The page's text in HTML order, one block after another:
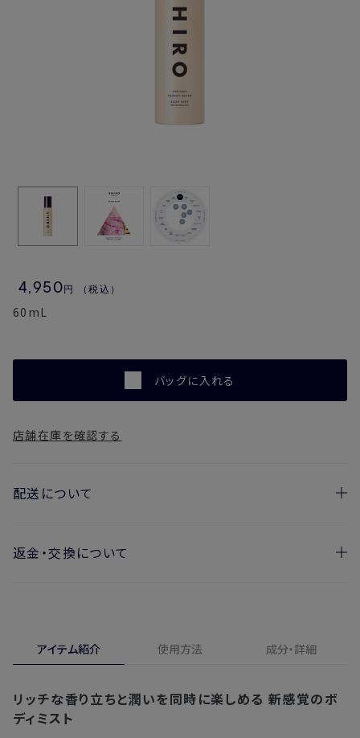
4,950円 （税込）
60mL
バッグに入れる
店舗在庫を確認する
配送について
お届け日の目安
※新製品（限定製品）は除きます。
※定期販売のお申し込みは、7日後以降の配送となります。
注文後、お届けまでにかかる日数の目安
返金・交換について
合、期間内*であれば、返金・交換サービスをご利用いただけ
ます。
※ オンラインストアでご購入の場合、発送完了メールの翌日から10日
間。対象の直営店舗でご購入の場合、購入日の翌日から7日間
アイテム紹介 使用方法 成分・詳細
リッチな香り立ちと潤いを同時に楽しめる 新感覚のボ
ディミスト